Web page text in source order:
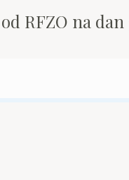
RFZO na dan